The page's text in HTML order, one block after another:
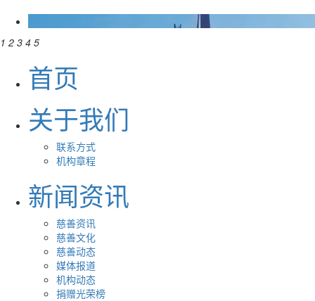
1 2 3 4 5
首页
关于我们
联系方式
机构章程
新闻资讯
慈善资讯
慈善文化
慈善动态
媒体报道
机构动态
捐赠光荣榜